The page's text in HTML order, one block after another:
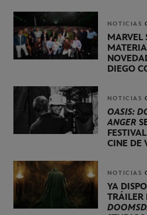
NOTICIAS
MARVEL
DIEGO
NOTICIAS
OASIS:
ANGER
CINE DE
NOTICIAS
YA
TRÁILER